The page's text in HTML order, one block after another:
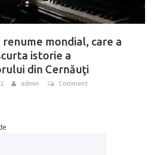
renume mondial, care a
istorie a
din Cernăuţi
admin Comment